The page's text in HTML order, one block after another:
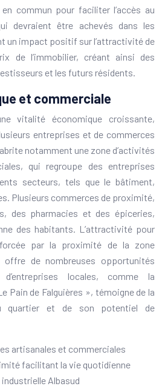
commun pour faciliter l’accès au
devraient être achevés dans les
un impact positif sur l’attractivité de
de l’immobilier, créant ainsi des
et les futurs résidents.
et commerciale
vitalité économique croissante,
entreprises et de commerces
notamment une zone d’activités
qui regroupe des entreprises
secteurs, tels que le bâtiment,
Plusieurs commerces de proximité,
des pharmacies et des épiceries,
des habitants. L’attractivité pour
par la proximité de la zone
offre de nombreuses opportunités
locales, comme la
Pain de Falguières », témoigne de la
quartier et de son potentiel de
artisanales et commerciales
facilitant la vie quotidienne
Albasud